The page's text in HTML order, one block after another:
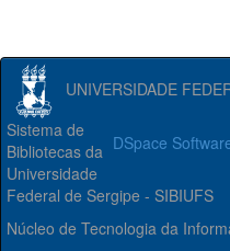
UNIVERSIDADE
DSpace
Sistema de
Bibliotecas da
Universidade
Federal de Sergipe - SIBIUFS
Núcleo de Tecnologia da